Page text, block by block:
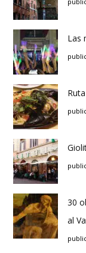
Las
30
al